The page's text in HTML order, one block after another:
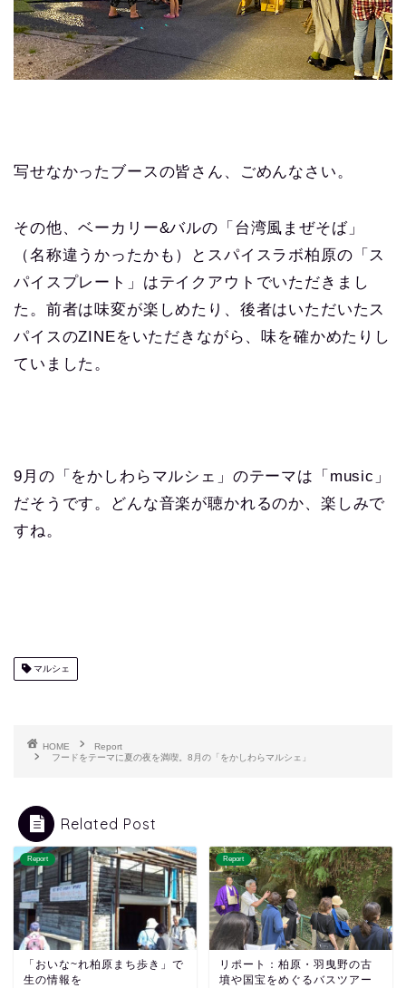
写せなかったブースの皆さん、ごめんなさい。
その他、ベーカリー&バルの「台湾風まぜそば」
（名称違うかったかも）とスパイスラボ柏原の「ス
パイスプレート」はテイクアウトでいただきまし
た。前者は味変が楽しめたり、後者はいただいたス
パイスのZINEをいただきながら、味を確かめたりし
ていました。
9月の「をかしわらマルシェ」のテーマは「music」
だそうです。どんな音楽が聴かれるのか、楽しみで
すね。
マルシェ
HOME
Report
フードをテーマに夏の夜を満喫。8月の「をかしわらマルシェ」
Related Post
Report
「おいな~れ柏原まち歩き」で
生の情報を
Report
リポート：柏原・羽曳野の古
墳や国宝をめぐるバスツアー